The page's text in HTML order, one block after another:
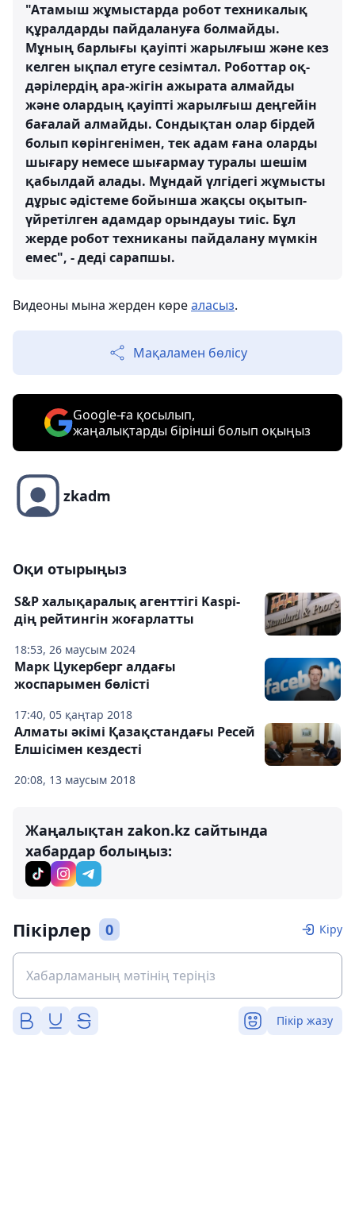
"Атамыш жұмыстарда робот техникалық
құралдарды пайдалануға болмайды.
Мұның барлығы қауіпті жарылғыш және кез
келген ықпал етуге сезімтал. Роботтар оқ-
дәрілердің ара-жігін ажырата алмайды
және олардың қауіпті жарылғыш деңгейін
бағалай алмайды. Сондықтан олар бірдей
болып көрінгенімен, тек адам ғана оларды
шығару немесе шығармау туралы шешім
қабылдай алады. Мұндай үлгідегі жұмысты
дұрыс әдістеме бойынша жақсы оқытып-
үйретілген адамдар орындауы тиіс. Бұл
жерде робот техниканы пайдалану мүмкін
емес", - деді сарапшы.
Видеоны мына жерден көреаласыз.
Мақаламен бөлісу
Google-ға қосылып,
жаңалықтарды бірінші болып оқыңыз
zkadm
Оқи отырыңыз
18:53, 26 маусым 2024
S&P халықаралық агенттігі Kaspi-
дің рейтингін жоғарлатты
17:40, 05 қаңтар 2018
Марк Цукерберг алдағы
жоспарымен бөлісті
20:08, 13 маусым 2018
Алматы әкімі Қазақстандағы Ресей
Елшісімен кездесті
Жаңалықтан zakon.kz сайтында
хабардар болыңыз:
Пікірлер 0 Кіру
Пікір жазу